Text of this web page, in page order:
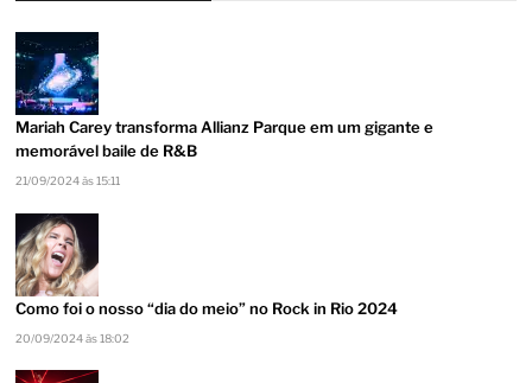
Mariah Carey transforma Allianz Parque em um gigante e
memorável baile de R&B
21/09/2024 às 15:11
Como foi o nosso “dia do meio” no Rock in Rio 2024
20/09/2024 às 18:02